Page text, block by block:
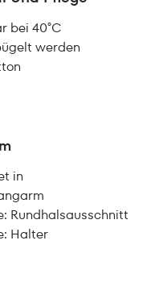
bei 40°C
werden
in
Rundhalsausschnitt
Halter